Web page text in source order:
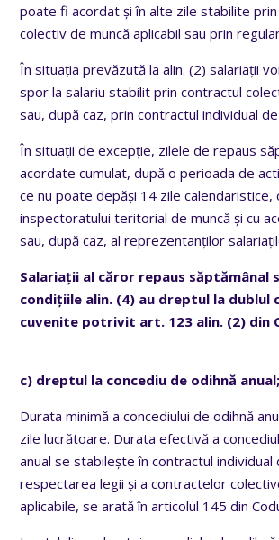
poate fi acordat și în alte zile stabilite
colectiv de muncă aplicabil sau prin
În situația prevăzută la alin. (2) salariații
spor la salariu stabilit prin contractul
sau, după caz, prin contractul individual de
În situații de excepție, zilele de repaus
acordate cumulat, după o perioada de
ce nu poate depăși 14 zile calendaristice,
inspectoratului teritorial de muncă și cu
sau, după caz, al reprezentanților
Salariații al căror repaus săptămânal
condițiile alin. (4) au dreptul la dublul
cuvenite potrivit art. 123 alin. (2) din
c) dreptul la concediu de odihnă anual;
Durata minimă a concediului de odihnă
zile lucrătoare. Durata efectivă a
anual se stabilește în contractul individual
respectarea legii și a contractelor
aplicabile, se arată în articolul 145 din